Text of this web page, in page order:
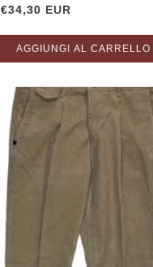
Prezzo
€34,30 EUR
AGGIUNGI AL CARRELLO